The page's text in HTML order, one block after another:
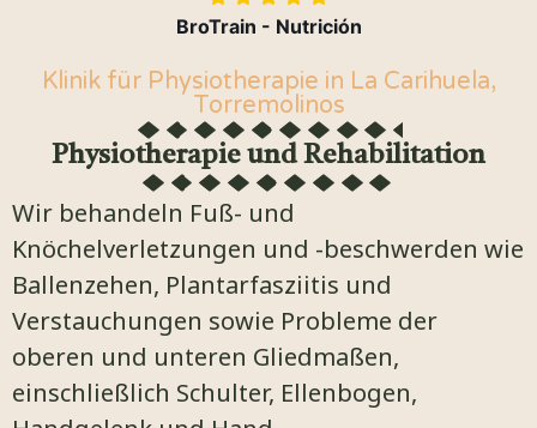
BroTrain - Nutrición
Klinik für Physiotherapie in La Carihuela,
Torremolinos
Physiotherapie und Rehabilitation
Wir behandeln Fuß- und
Knöchelverletzungen und -beschwerden wie
Ballenzehen, Plantarfasziitis und
Verstauchungen sowie Probleme der
oberen und unteren Gliedmaßen,
einschließlich Schulter, Ellenbogen,